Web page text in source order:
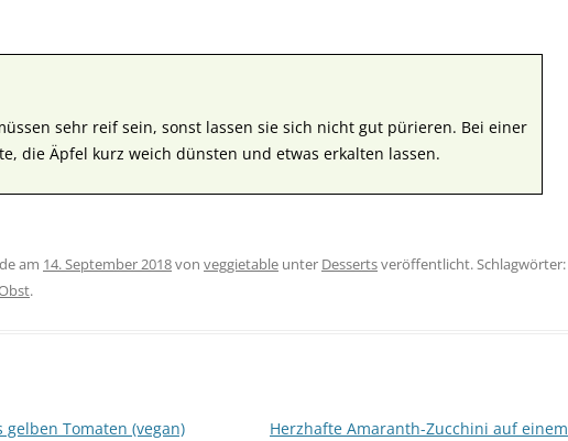
sehr reif sein, sonst lassen sie sich nicht gut pürieren. Bei einer
die Äpfel kurz weich dünsten und etwas erkalten lassen.
am 14. September 2018von veggietable unter Dessertsveröffentlicht. Schlagwörter:
.
gelben Tomaten (vegan)
Herzhafte Amaranth-Zucchini auf einem